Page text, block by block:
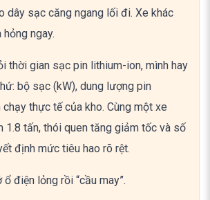
dây sạc căng ngang lối đi. Xe khác
hỏng ngay.
thời gian sạc pin lithium-ion, mình hay
bộ sạc (kW), dung lượng pin
thực tế của kho. Cùng một xe
1.8 tấn, thói quen tăng giảm tốc và số
định mức tiêu hao rõ rệt.
điện lỏng rồi “cầu may”.